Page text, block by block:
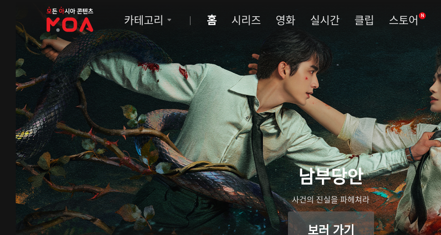
MOA
카테고리 홈 시리즈 영화 실시간 클립 스토어 N
남부당안
사건의 진실을 파헤쳐라
보러 가기